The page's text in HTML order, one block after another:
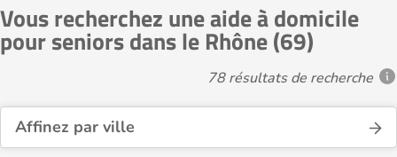
Vous recherchez une aide à domicile
pour seniors dans le Rhône (69)
78 résultats de recherche
Affinez par ville